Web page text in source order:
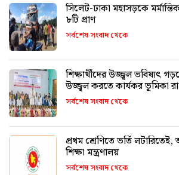
সিলেট-ঢাকা মহাসড়কে
৮টি প্রাণ
সর্বশেষ সংবাদ থেকে
শিক্ষার্থীদের উজ্জ্বল ভবিষ্যৎ
উজ্জ্বল করতে কার্যকর ভূমিকা
সর্বশেষ সংবাদ থেকে
প্রথম শ্রেণিতে ভর্তি লটারিতেই,
শিক্ষা মন্ত্রণালয়
সর্বশেষ সংবাদ থেকে